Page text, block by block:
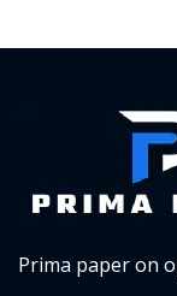
Prima paper on